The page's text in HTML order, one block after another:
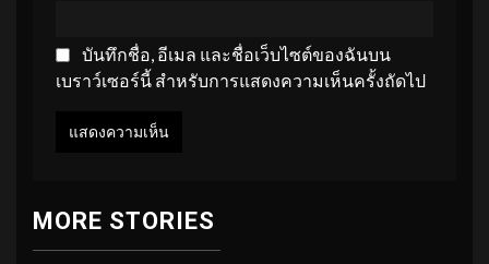
บันทึกชื่อ, อีเมล และชื่อเว็บไซต์ของฉันบน
เบราว์เซอร์นี้ สำหรับการแสดงความเห็นครั้งถัดไป
MORE STORIES